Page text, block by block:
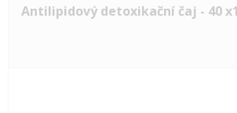
Antilipidový detoxikační čaj - 40